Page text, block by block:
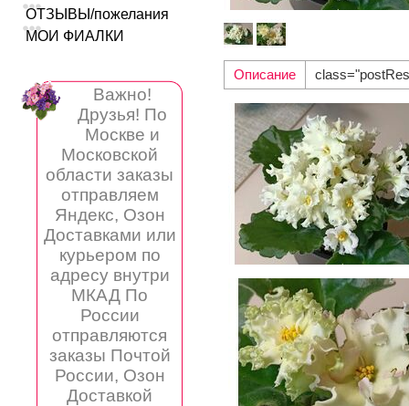
ОТЗЫВЫ/пожелания
МОИ ФИАЛКИ
Важно!
Друзья! По
Москве и
Московской
области заказы
отправляем
Яндекс, Озон
Доставками или
курьером по
адресу внутри
МКАД По
России
отправляются
заказы Почтой
России, Озон
Доставкой
Описание